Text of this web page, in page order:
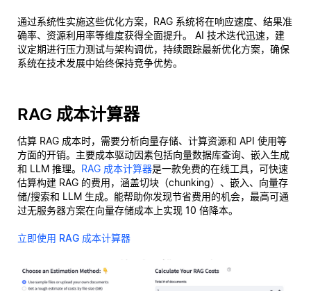
通过系统性实施这些优化方案，RAG 系统将在响应速度、结果准
确率、资源利用率等维度获得全面提升。 AI 技术迭代迅速，建
议定期进行压力测试与架构调优，持续跟踪最新优化方案，确保
系统在技术发展中始终保持竞争优势。
RAG 成本计算器
估算 RAG 成本时，需要分析向量存储、计算资源和 API 使用等
方面的开销。主要成本驱动因素包括向量数据库查询、嵌入生成
和 LLM 推理。 RAG 成本计算器是一款免费的在线工具，可快速
估算构建 RAG 的费用，涵盖切块（chunking）、嵌入、向量存
储/搜索和 LLM 生成。能帮助你发现节省费用的机会，最高可通
过无服务器方案在向量存储成本上实现 10 倍降本。
立即使用 RAG 成本计算器